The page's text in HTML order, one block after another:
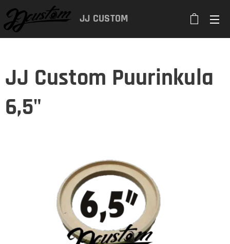
JJ CUSTOM
JJ Custom Puurinkula
6,5"